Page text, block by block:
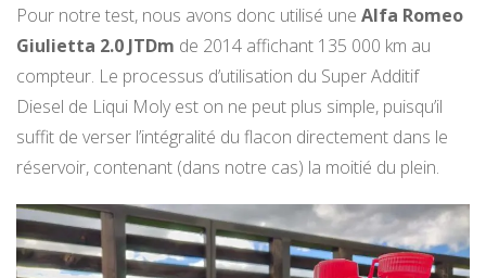
Pour notre test, nous avons donc utilisé une Alfa Romeo
Giulietta 2.0 JTDm de 2014 affichant 135 000 km au
compteur. Le processus d’utilisation du Super Additif
Diesel de Liqui Moly est on ne peut plus simple, puisqu’il
suffit de verser l’intégralité du flacon directement dans le
réservoir, contenant (dans notre cas) la moitié du plein.